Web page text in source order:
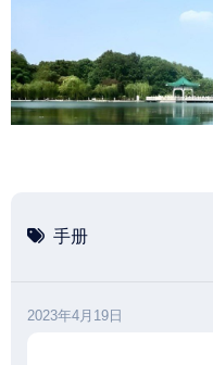
内
容
手册
2023年4月19日